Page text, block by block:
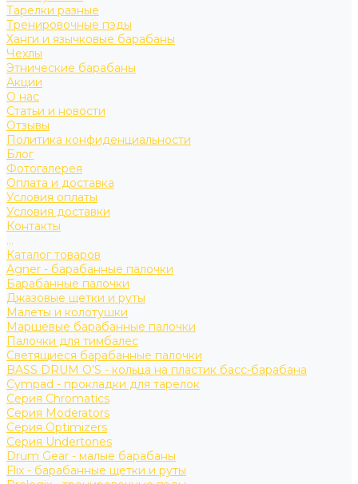
Тарелки разные
Тренировочные пэды
Ханги и язычковые барабаны
Чехлы
Этнические барабаны
Акции
О нас
Статьи и новости
Отзывы
Политика конфиденциальности
Блог
Фотогалерея
Оплата и доставка
Условия оплаты
Условия доставки
Контакты
...
Каталог товаров
Agner - барабанные палочки
Барабанные палочки
Джазовые щетки и руты
Малеты и колотушки
Маршевые барабанные палочки
Палочки для тимбалес
Светящиеся барабанные палочки
BASS DRUM O’S - кольца на пластик басс-барабана
Cympad - прокладки для тарелок
Серия Chromatics
Серия Moderators
Серия Optimizers
Серия Undertones
Drum Gear - малые барабаны
Flix - барабанные щетки и руты